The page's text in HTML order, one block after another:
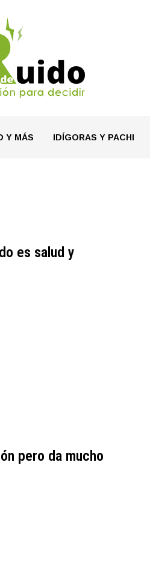
Y MÁS IDÍGORAS Y PACHI
es salud y
pero da mucho